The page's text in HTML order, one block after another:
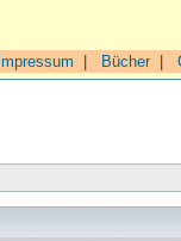
Impressum Bücher|